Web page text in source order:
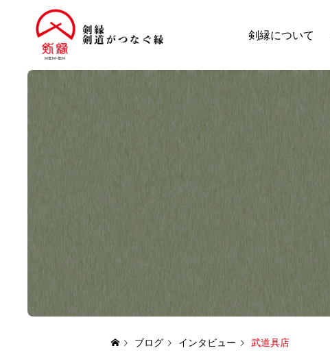
剣縁について
ブログ インタビュー 武道具店